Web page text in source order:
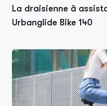
La draisienne à
Urbanglide Bike 140